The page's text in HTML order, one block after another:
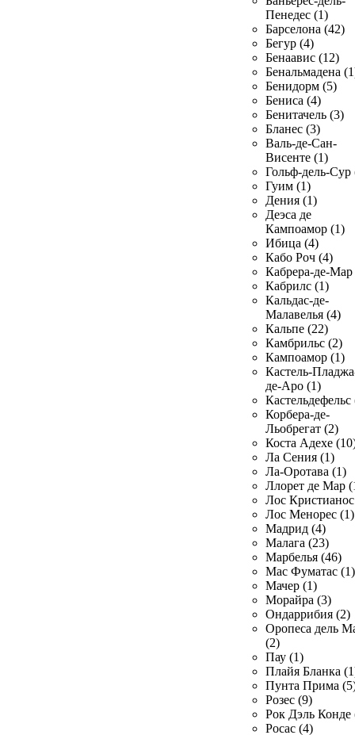
Пенедес (1)
Барселона (42)
Бегур (4)
Бенаавис (12)
Бенальмадена
Бенидорм (5)
Бениса (4)
Бенитачель (3)
Бланес (3)
Валь-де-Сан-
Висенте (1)
Гольф-дель-Сур
Гуим (1)
Дения (1)
Деэса де
Кампоамор (1)
Ибица (4)
Кабо Роч (4)
Кабрера-де-Мар
Кабрилс (1)
Кальдас-де-
Малавелья (4)
Кальпе (22)
Камбрильс (2)
Кампоамор (1)
Кастель-
де-Аро (1)
Кастельдефельс
Корбера-де-
Льобрегат (2)
Коста Адехе
Ла Сения (1)
Ла-Оротава (1)
Ллорет де Мар
Лос
Лос Менорес (1)
Мадрид (4)
Малага (23)
Марбелья (46)
Мас Фуматас (1)
Мачер (1)
Морайра (3)
Ондаррибия (2)
Оропеса дель
(2)
Пау (1)
Плайя Бланка
Пунта Прима
Розес (9)
Рок Дэль Конде
Росас (4)